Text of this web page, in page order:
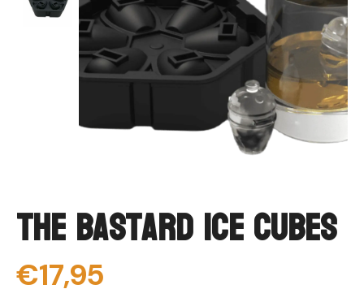
The Bastard Ice Cubes
€17,95